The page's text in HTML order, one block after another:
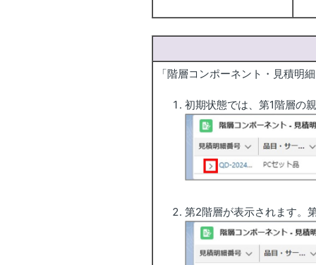
「階層コンポーネント・見積明
初期状態では、第1階層の
第2階層が表示されます。